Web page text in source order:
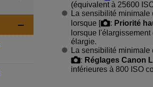
(équivalent à 25600
La sensibilité
lorsque [
: Priorité
lorsque
élargie.
La sensibilité
: Réglages Canon
inférieures à 800 ISO